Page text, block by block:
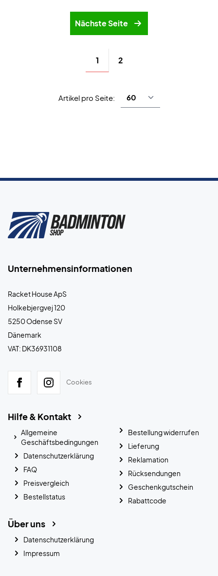
Nächste Seite
1 2
Artikel pro Seite:
Unternehmensinformationen
Racket House ApS
Holkebjergvej 120
5250 Odense SV
Dänemark
VAT: DK36931108
Cookies
Hilfe & Kontakt
Allgemeine
Geschäftsbedingungen
Datenschutzerklärung
FAQ
Preisvergleich
Bestellstatus
Bestellung widerrufen
Lieferung
Reklamation
Rücksendungen
Geschenkgutschein
Rabattcode
Über uns
Datenschutzerklärung
Impressum